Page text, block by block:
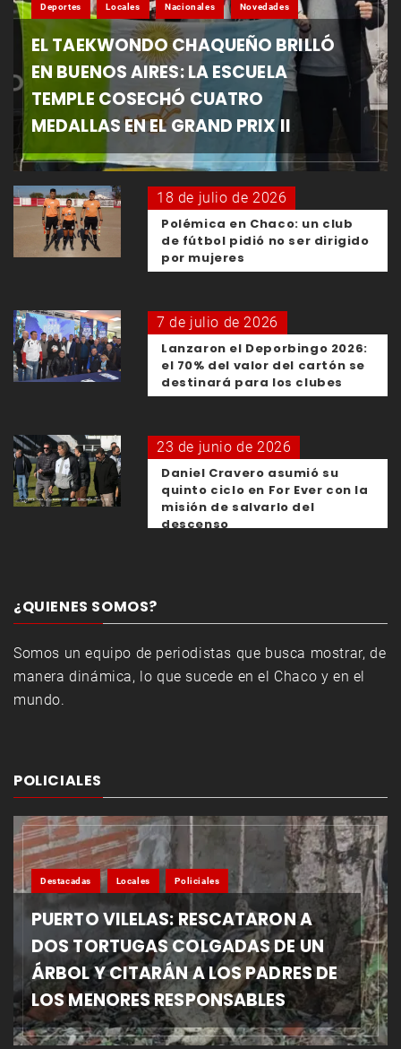
Deportes Locales Nacionales Novedades
EL TAEKWONDO CHAQUEÑO BRILLÓ
EN BUENOS AIRES: LA ESCUELA
TEMPLE COSECHÓ CUATRO
MEDALLAS EN EL GRAND PRIX II
18 de julio de 2026
Polémica en Chaco: un club
de fútbol pidió no ser dirigido
por mujeres
7 de julio de 2026
Lanzaron el Deporbingo 2026:
el 70% del valor del cartón se
destinará para los clubes
23 de junio de 2026
Daniel Cravero asumió su
quinto ciclo en For Ever con la
misión de salvarlo del
descenso
¿QUIENES SOMOS?
Somos un equipo de periodistas que busca mostrar, de
manera dinámica, lo que sucede en el Chaco y en el
mundo.
POLICIALES
Destacadas Locales Policiales
PUERTO VILELAS: RESCATARON A
DOS TORTUGAS COLGADAS DE UN
ÁRBOL Y CITARÁN A LOS PADRES DE
LOS MENORES RESPONSABLES